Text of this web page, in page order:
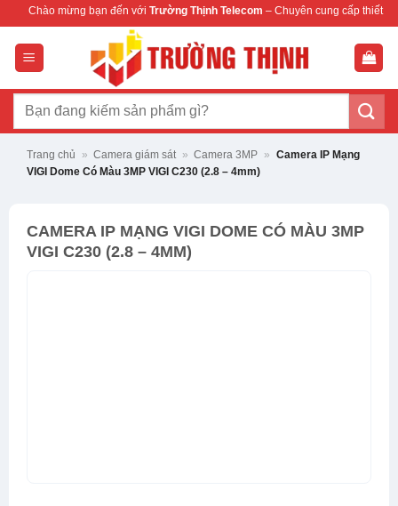
dung
bạn đến vớiTrường Thịnh Telecom – Chuyên cung cấp thiết bị mạng &
Tìm
Trang chủ » Camera giám sát » Camera 3MP » Camera IP Mạng
VIGI Dome Có Màu 3MP VIGI C230 (2.8 – 4mm)
CAMERA IP MẠNG VIGI DOME CÓ MÀU 3MP
VIGI C230 (2.8 – 4MM)